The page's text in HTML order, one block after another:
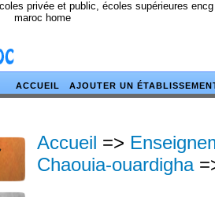
privée et public, écoles supérieures
maroc home
ACCUEIL AJOUTER UN
Accueil =>
Chaouia-ouardigha